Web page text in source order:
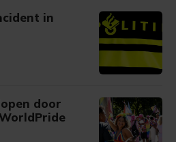
in
door